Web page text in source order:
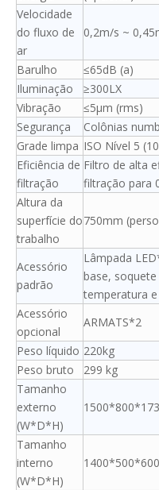
Velocidade
do fluxo de
ar
0,2m/s ~
Barulho
≤65dB (a)
Iluminação
≥300LX
Vibração
≤5μm (rms)
Segurança
Colônias
Grade limpa ISO Nível 5
Eficiência de
filtração
Filtro de alta
filtração para
Altura da
superfície do
trabalho
750mm
Acessório
padrão
Lâmpada
base,
temperatura
Acessório
opcional
ARMATS*2
Peso líquido 220kg
Peso bruto
299 kg
Tamanho
externo
(W*D*H)
Tamanho
interno
(W*D*H)